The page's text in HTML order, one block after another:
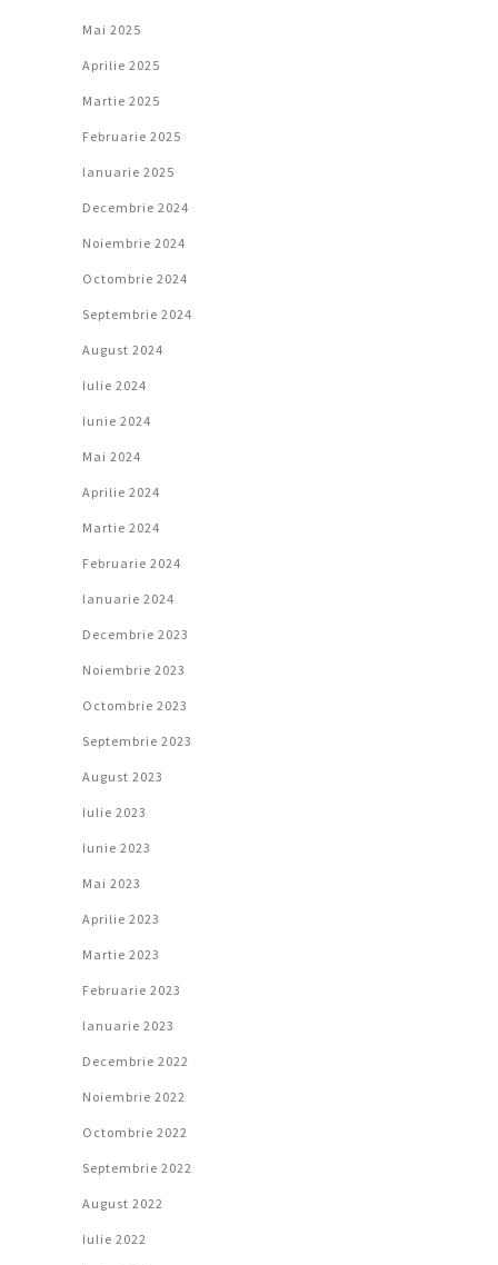
Mai 2025
Aprilie 2025
Martie 2025
Februarie 2025
Ianuarie 2025
Decembrie 2024
Noiembrie 2024
Octombrie 2024
Septembrie 2024
August 2024
Iulie 2024
Iunie 2024
Mai 2024
Aprilie 2024
Martie 2024
Februarie 2024
Ianuarie 2024
Decembrie 2023
Noiembrie 2023
Octombrie 2023
Septembrie 2023
August 2023
Iulie 2023
Iunie 2023
Mai 2023
Aprilie 2023
Martie 2023
Februarie 2023
Ianuarie 2023
Decembrie 2022
Noiembrie 2022
Octombrie 2022
Septembrie 2022
August 2022
Iulie 2022